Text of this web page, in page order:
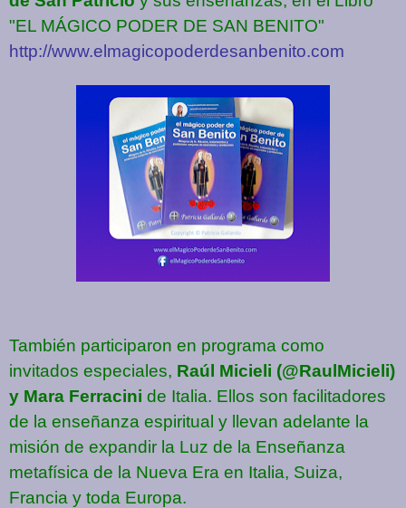
"EL MÁGICO PODER DE SAN BENITO"
http://www.elmagicopoderdesanbenito.com
También participaron en programa como
invitados especiales, Raúl Micieli (@RaulMicieli)
y Mara Ferracini de Italia. Ellos son facilitadores
de la enseñanza espiritual y llevan adelante la
misión de expandir la Luz de la Enseñanza
metafísica de la Nueva Era en Italia, Suiza,
Francia y toda Europa.